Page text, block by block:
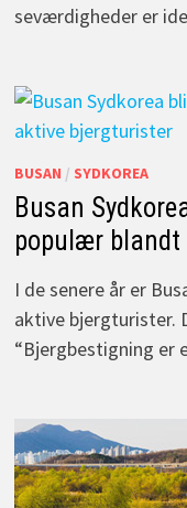
seværdigheder er
BUSAN / SYDKOREA
Busan
populær
I de senere år er
aktive bjergturister.
“Bjergbestigning er